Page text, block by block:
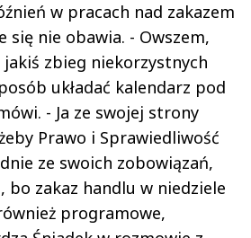
w pracach nad zakazem
się nie obawia. - Owszem,
zbieg niekorzystnych
układać kalendarz pod
- Ja ze swojej strony
Prawo i Sprawiedliwość
ze swoich zobowiązań,
bo zakaz handlu w niedziele
programowe,